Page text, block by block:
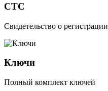
СТС
Свидетельство о регистрации
Ключи
Полный комплект ключей